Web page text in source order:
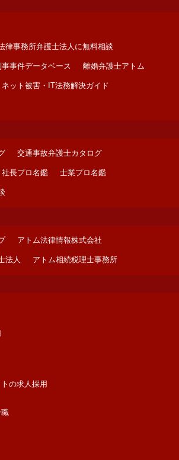
律事務所弁護士法人に無料相談
事事件データベース 離婚弁護士アトム
ネット被害・IT法務解決ガイド
交通事故弁護士カタログ
社長プロ名鑑 士業プロ名鑑
アトム法律情報株式会社
法人 アトム相続税理士事務所
の求人採用